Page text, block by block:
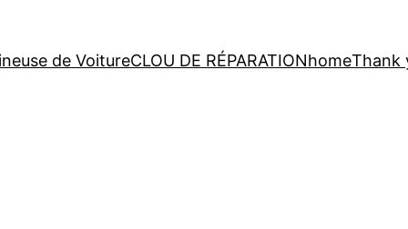
de VoitureCLOU DE RÉPARATIONhomeThank